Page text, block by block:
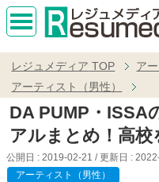
MEN
レジュメディア TOP
ア
アーティスト（男性）
DA PUMP・ISSA
アルまとめ！高校
公開日 : 2019-02-21 / 更新日 :
アーティスト（男性）